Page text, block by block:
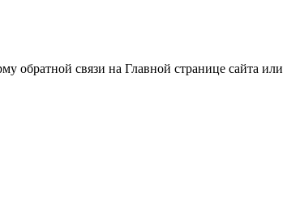
обратной связи на Главной странице сайта или